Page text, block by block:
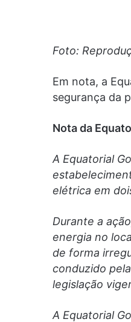
Foto:
Em nota, a
segurança da
Nota da
A Equatorial
elétrica em
Durante a
energia no
de forma
conduzido
legislação
A Equatorial